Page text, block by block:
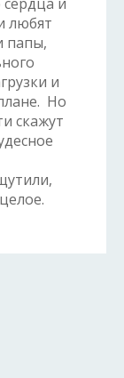
любят
папы,
и
Но
скажут